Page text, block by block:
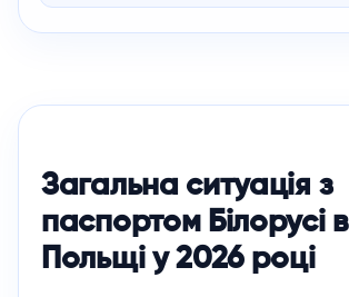
Загальна ситуація з
паспортом Білорусі в
Польщі у 2026 році